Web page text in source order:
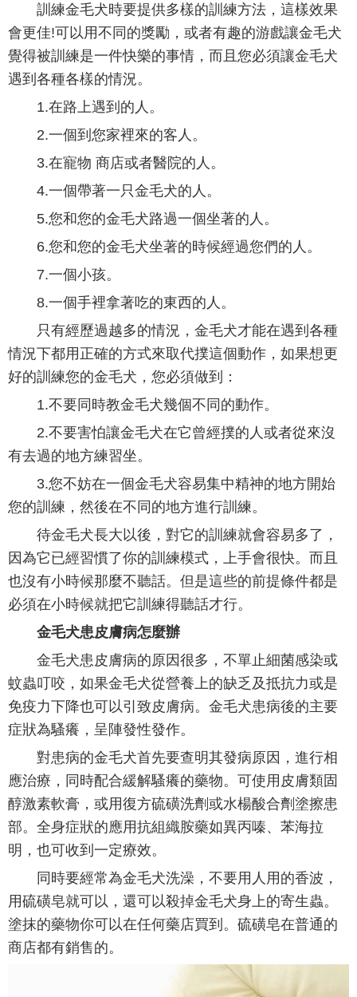
訓練金毛犬時要提供多樣的訓練方法，這樣效果
會更佳!可以用不同的獎勵，或者有趣的游戲讓金毛犬
覺得被訓練是一件快樂的事情，而且您必須讓金毛犬
遇到各種各樣的情況。
1.在路上遇到的人。
2.一個到您家裡來的客人。
3.在寵物 商店或者醫院的人。
4.一個帶著一只金毛犬的人。
5.您和您的金毛犬路過一個坐著的人。
6.您和您的金毛犬坐著的時候經過您們的人。
7.一個小孩。
8.一個手裡拿著吃的東西的人。
只有經歷過越多的情況，金毛犬才能在遇到各種
情況下都用正確的方式來取代撲這個動作，如果想更
好的訓練您的金毛犬，您必須做到：
1.不要同時教金毛犬幾個不同的動作。
2.不要害怕讓金毛犬在它曾經撲的人或者從來沒
有去過的地方練習坐。
3.您不妨在一個金毛犬容易集中精神的地方開始
您的訓練，然後在不同的地方進行訓練。
待金毛犬長大以後，對它的訓練就會容易多了，
因為它已經習慣了你的訓練模式，上手會很快。而且
也沒有小時候那麼不聽話。但是這些的前提條件都是
必須在小時候就把它訓練得聽話才行。
金毛犬患皮膚病怎麼辦
金毛犬患皮膚病的原因很多，不單止細菌感染或
蚊蟲叮咬，如果金毛犬從營養上的缺乏及抵抗力或是
免疫力下降也可以引致皮膚病。金毛犬患病後的主要
症狀為騷癢，呈陣發性發作。
對患病的金毛犬首先要查明其發病原因，進行相
應治療，同時配合緩解騷癢的藥物。可使用皮膚類固
醇激素軟膏，或用復方硫磺洗劑或水楊酸合劑塗擦患
部。全身症狀的應用抗組織胺藥如異丙嗪、苯海拉
明，也可收到一定療效。
同時要經常為金毛犬洗澡，不要用人用的香波，
用硫磺皂就可以，還可以殺掉金毛犬身上的寄生蟲。
塗抹的藥物你可以在任何藥店買到。硫磺皂在普通的
商店都有銷售的。